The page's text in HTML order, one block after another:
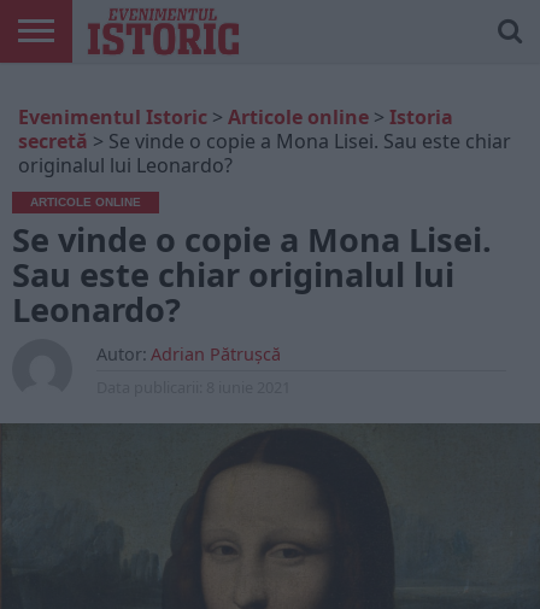
ONLINE
EDIȚII
TIPĂRITE
ISTORIC
PLAY
CONTUL
MEU
Evenimentul Istoric > Articole online > Istoria
secretă > Se vinde o copie a Mona Lisei. Sau este chiar
originalul lui Leonardo?
ARTICOLE ONLINE
Se vinde o copie a Mona Lisei.
Sau este chiar originalul lui
Leonardo?
Autor: Adrian Pătrușcă